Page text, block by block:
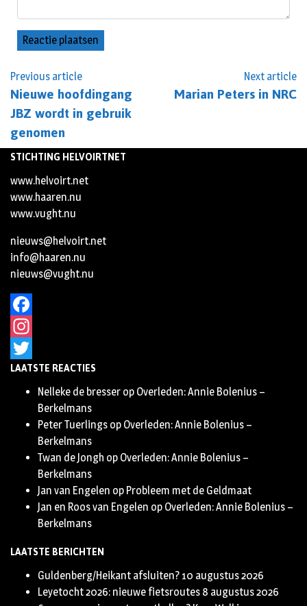
Previous article
Nieuwe hoofdingang
JBZ wordt in gebruik
genomen
Next article
Marian Peters in NRC
STICHTING HELVOIRTNET
www.helvoirt.net
www.haaren.nu
www.vught.nu
nieuws@helvoirt.net
info@haaren.nu
nieuws@vught.nu
Facebook
Instagram
Twitter
LAATSTE REACTIES
Nelleke de bresser op Overleden: Annie Bolenius –
Berkelmans
Peter Tuerlings op Overleden: Annie Bolenius –
Berkelmans
Twan de Jongh op Overleden: Annie Bolenius –
Berkelmans
Jan van Engelen op Probleem met de Geldmaat
Jan en Roos van Engelen op Overleden: Annie Bolenius –
Berkelmans
LAATSTE BERICHTEN
Guldenberg/Heikant afsluiten?10 augustus 2026
Leyetocht 2026: nieuwe fietsroutes 8 augustus 2026